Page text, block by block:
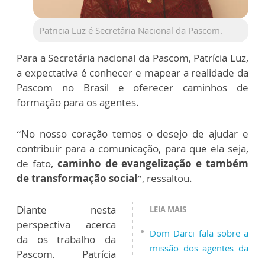
Patricia Luz é Secretária Nacional da Pascom.
Para a Secretária nacional da Pascom, Patrícia Luz,
a expectativa é conhecer e mapear a realidade da
Pascom no Brasil e oferecer caminhos de
formação para os agentes.
“No nosso coração temos o desejo de ajudar e
contribuir para a comunicação, para que ela seja,
de fato, caminho de evangelização e também
de transformação social”, ressaltou.
LEIA MAIS
Dom Darci fala sobre a
missão dos agentes da
Diante nesta
perspectiva acerca
da os trabalho da
Pascom, Patrícia